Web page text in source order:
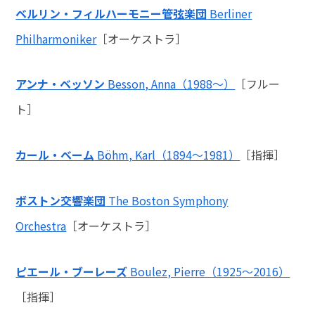
ベルリン・フィルハーモニー管弦楽団 Berliner
Philharmoniker［オーケストラ］
アンナ・ベッソン Besson, Anna（1988～）
［フルー
ト］
カール・ベーム Böhm, Karl（1894～1981） ［指揮］
ボストン交響楽団 The Boston Symphony
Orchestra ［オーケストラ］
ピエール・ブーレーズ Boulez, Pierre（1925～2016）
［指揮］